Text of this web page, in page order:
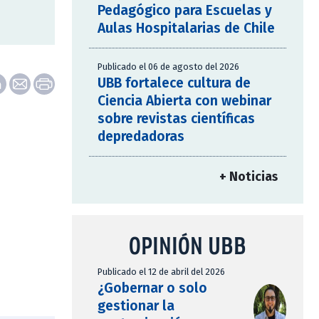
Pedagógico para Escuelas y
Aulas Hospitalarias de Chile
Publicado el 06 de agosto del 2026
UBB fortalece cultura de
Ciencia Abierta con webinar
sobre revistas científicas
depredadoras
+ Noticias
OPINIÓN UBB
Publicado el 12 de abril del 2026
¿Gobernar o solo
gestionar la